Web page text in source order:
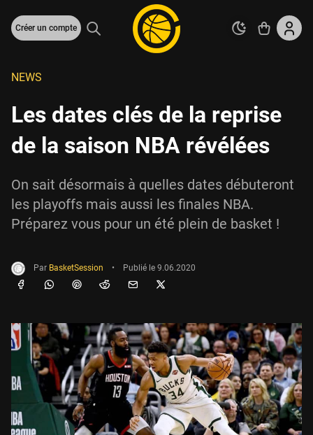
Créer un compte
NEWS
Les dates clés de la reprise
de la saison NBA révélées
On sait désormais à quelles dates débuteront
les playoffs mais aussi les finales NBA.
Préparez vous pour un été plein de basket !
Par BasketSession • Publié le 9.06.2020